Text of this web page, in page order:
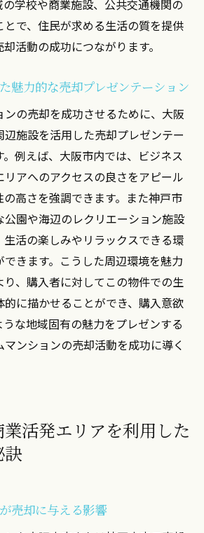
の学校や商業施設、公共交通機関の
で、住民が求める生活の質を提供
活動の成功につながります。
魅力的な売却プレゼンテーション
ンの売却を成功させるために、大阪
施設を活用した売却プレゼンテー
例えば、大阪市内では、ビジネス
アへのアクセスの良さをアピール
高さを強調できます。また神戸市
公園や海辺のレクリエーション施設
活の楽しみやリラックスできる環
きます。こうした周辺環境を魅力
、購入者に対してこの物件での生
に描かせることができ、購入意欲
な地域固有の魅力をプレゼンする
ンションの売却活動を成功に導く
活発エリアを利用した
訣
売却に与える影響